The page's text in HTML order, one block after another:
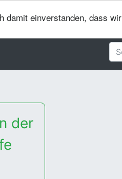
damit einverstanden, dass wir
der